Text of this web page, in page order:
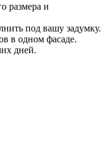
размера и
под вашу задумку.
в одном фасаде.
дней.